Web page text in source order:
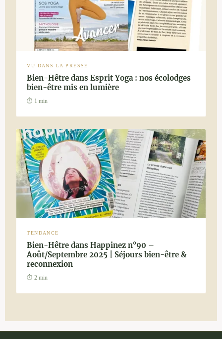
VU DANS LA PRESSE
Bien-Hêtre dans Esprit Yoga : nos écolodges
bien-être mis en lumière
⏱ 1 min
TENDANCE
Bien-Hêtre dans Happinez n°90 –
Août/Septembre 2025 | Séjours bien-être &
reconnexion
⏱ 2 min